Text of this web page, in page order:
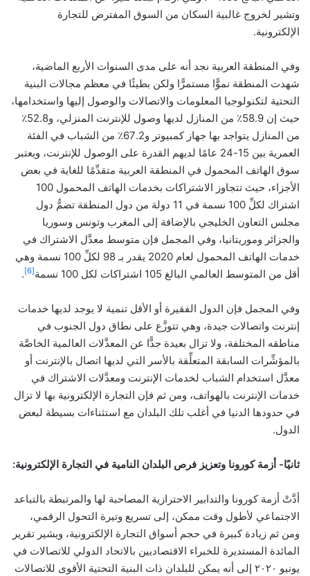
وتشير لخروج غالبية السكان من السوق المفترض للتجارة
الإلكترونية.
وفي المنطقة العربية نجد أنه على مدى السنوات الأربع الماضية،
شهدت المنطقة نموًّا مستمرًّا ولكن بطيئًا في معظم مجالات البنية
التحتية لتكنولوجيا المعلومات والاتصالات والوصول إليها واستخدامها،
حيث إن 58.9٪ من المنازل لديها وصول للإنترنت المنزلي، و52.8٪
من المنازل يتواجد بها جهاز كمبيوتر و67.2٪ من الشباب في الفئة
العمرية بين 15-24 عامًا لديهم القدرة على الوصول للإنترنت، ويعتبر
سوق الهاتف المحمول في المنطقة العربية متقدِّمًا للغاية في بعض
الأجزاء، حيث تتجاوز الاشتراكات بخدمات الهاتف المحمول 100
اشتراك لكلِّ 100 نسمة في 11 دولة من دول المنطقة تضمُّ دول
مجلس التعاون الخليجي بالإضافة إلى المغرب وتونس وسوريا
والجزائر وموريتانيا، وفي المجمل فإن متوسط معدَّل الاشتراك في
خدمات الهاتف المحمول لعام 2020 يقدر بـ 98 لكلِّ 100 نسمة وهي
أقل من المتوسط العالمي البالغ 105 اشتراكات لكل 100 نسمة
[6]
.
وفي المجمل فإن الدول الفقيرة أو الأقل تنمية لا يوجد لديها خدمات
إنترنت واتصالات جيدة، وهي تتوزَّع على نطاق دول الجنوب في
مناطقه المختلفة، ولا تزال بعيدة جدًّا عن المعدَّلات العالمية الخاصَّة
بالمؤشِّرات السابقة المتعلِّقة بالأسر التي لديها اتصال بالإنترنت أو
معدَّل استخدام الشباب لخدمات الإنترنت ومعدَّلات الاشتراك في
خدمات الإنترنت بالهواتف، ومن ثم فإن التجارة الإلكترونية بها لا تزال
في حدودها الدنيا في أغلب تلك البلدان مع استثناءات بسيطة لبعض
الدول.
ثانيًا- أزمة كورونا وتعزيز فرص البلدان النامية في التجارة الإلكترونية:
أدَّتْ أزمة كورونا والتدابير الاحترازية المصاحبة لها والمرتبطة بالتباعد
الاجتماعي لأطول وقت ممكن، إلى تسريع وتيرة التحول الرقمي،
ومن ثم زيادة كبيرة في حجم أسواق التجارة الإلكترونية، ويشير تقرير
المائدة المستديرة للخبراء الاقتصاديين بالاتحاد الدولي للاتصالات في
يونيو ٢٠٢٠ إلى أنه يمكن للبلدان ذات البنية التحتية الأقوى للاتصالات